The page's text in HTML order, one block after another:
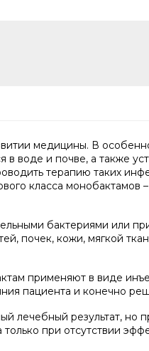
медицины. В
воде и почве, а также
терапию таких
класса монобактамов
бактериями или
почек, кожи, мягкой
применяют в виде
пациента и конечно
лечебный результат, но
при отсутствии